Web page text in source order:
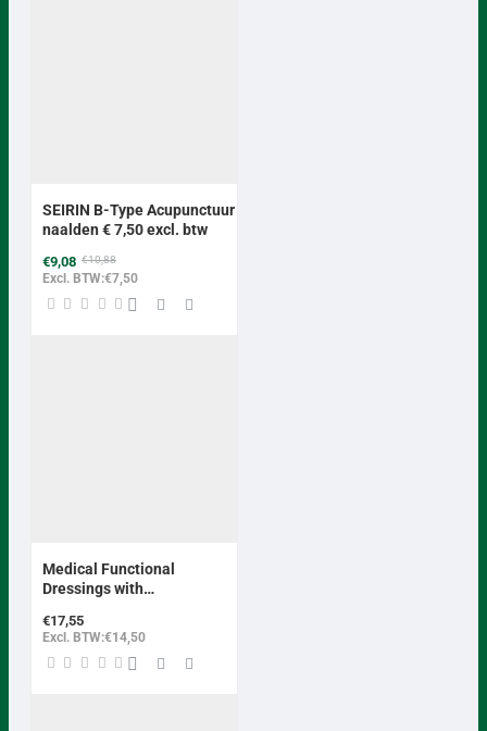
BEST VERKOCHT
SEIRIN B-Type Acupunctuur
naalden € 7,50 excl. btw
€9,08 €10,88
Excl. BTW:€7,50
Medical Functional
Dressings with
Collagen Gel
€17,55
Excl. BTW:€14,50